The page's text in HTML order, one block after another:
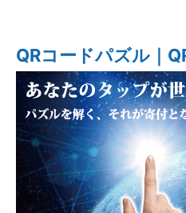
QRコードパズル｜